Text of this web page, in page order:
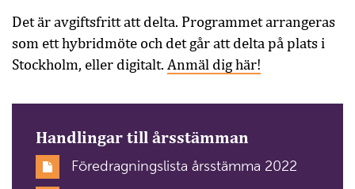
Det är avgiftsfritt att delta. Programmet arrangeras
som ett hybridmöte och det går att delta på plats i
Stockholm, eller digitalt. Anmäl dig här!
Handlingar till årsstämman
Föredragningslista årsstämma 2022